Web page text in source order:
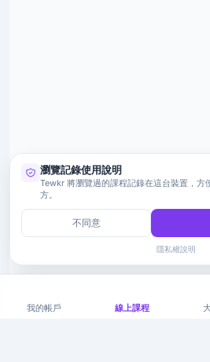
我的帳戶 線上課程
瀏覽記錄使用說明
Tewkr 將瀏覽過的課程記錄在這台裝置，方
方。
不同意
隱私權說明